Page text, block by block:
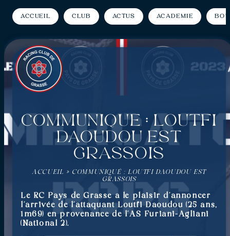
Accueil Club Actus Académie
Communiqué : Loutfi
Daoudou est
grassois
ACCUEIL » COMMUNIQUÉ : LOUTFI DAOUDOU EST
GRASSOIS
Le RC Pays de Grasse a le plaisir d’annoncer
l’arrivée de l’attaquant Loutfi Daoudou (25 ans,
1m69) en provenance de l’AS Furiani-Agliani
(National 2).